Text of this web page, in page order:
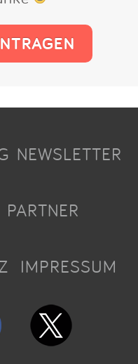
NEWSLETTER
PARTNER
IMPRESSUM